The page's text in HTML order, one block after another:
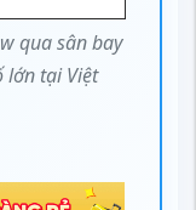
qua sân bay
lớn tại Việt